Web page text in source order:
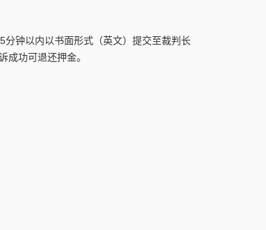
钟以内以书面形式（英文）提交至裁判长
成功可退还押金。